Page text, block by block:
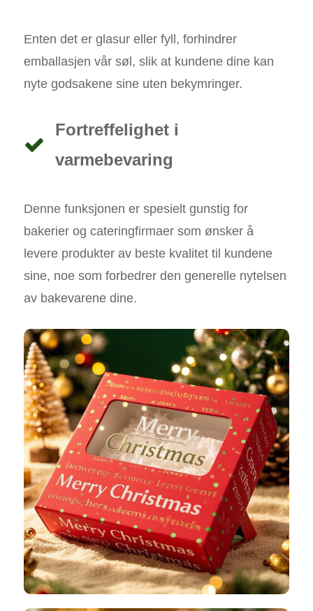
Enten det er glasur eller fyll, forhindrer
emballasjen vår søl, slik at kundene dine kan
nyte godsakene sine uten bekymringer.
Fortreffelighet i
varmebevaring
Denne funksjonen er spesielt gunstig for
bakerier og cateringfirmaer som ønsker å
levere produkter av beste kvalitet til kundene
sine, noe som forbedrer den generelle nytelsen
av bakevarene dine.